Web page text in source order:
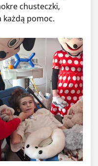
chusteczki,
każdą pomoc.